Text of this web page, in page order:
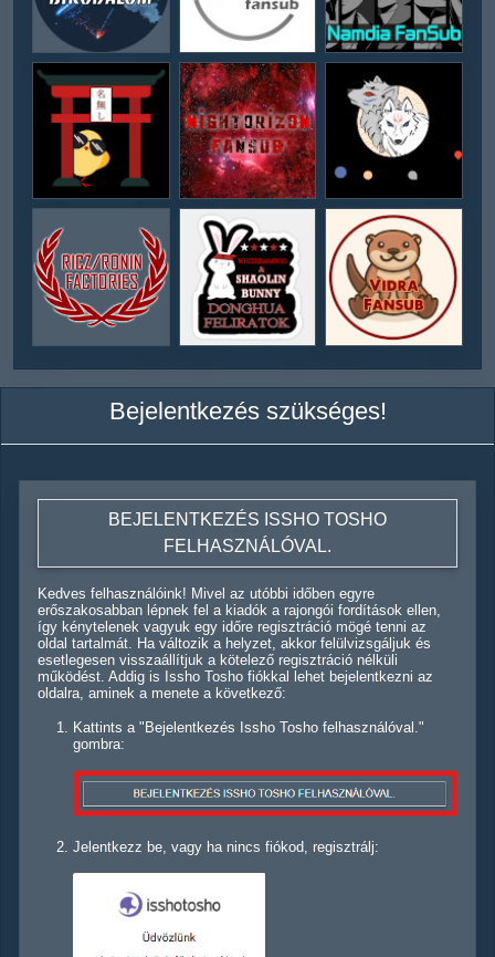
Bejelentkezés szükséges!
BEJELENTKEZÉS ISSHO TOSHO
FELHASZNÁLÓVAL.
Kedves felhasználóink! Mivel az utóbbi időben egyre
erőszakosabban lépnek fel a kiadók a rajongói fordítások ellen,
így kénytelenek vagyuk egy időre regisztráció mögé tenni az
oldal tartalmát. Ha változik a helyzet, akkor felülvizsgáljuk és
esetlegesen visszaállítjuk a kötelező regisztráció nélküli
működést. Addig is Issho Tosho fiókkal lehet bejelentkezni az
oldalra, aminek a menete a következő:
Kattints a "Bejelentkezés Issho Tosho felhasználóval."
gombra:
Jelentkezz be, vagy ha nincs fiókod, regisztrálj: